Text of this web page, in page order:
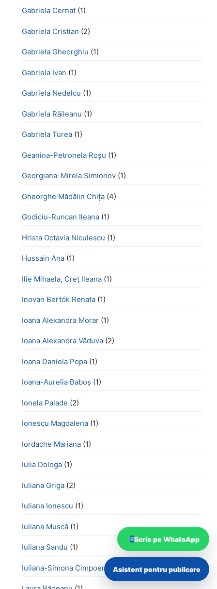
Gabriela Cernat (1)
Gabriela Cristian (2)
Gabriela Gheorghiu (1)
Gabriela Ivan (1)
Gabriela Nedelcu (1)
Gabriela Răileanu (1)
Gabriela Turea (1)
Geanina-Petronela Roșu (1)
Georgiana-Mirela Simionov (1)
Gheorghe Mădălin Chiţa (4)
Godiciu-Runcan Ileana (1)
Hrista Octavia Niculescu (1)
Hussain Ana (1)
Ilie Mihaela, Creț Ileana (1)
Inovan Bertók Renata (1)
Ioana Alexandra Morar (1)
Ioana Alexandra Văduva (2)
Ioana Daniela Popa (1)
Ioana-Aurelia Baboș (1)
Ionela Palade (2)
Ionescu Magdalena (1)
Iordache Mariana (1)
Iulia Dologa (1)
Iuliana Griga (2)
Iuliana Ionescu (1)
Iuliana Muscă (1)
Iuliana Sandu (1)
Iuliana-Simona Cimpoeru (1)
Scrie pe WhatsApp
Asistent pentru publicare